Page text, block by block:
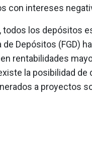
con intereses
todos los depósitos
Depósitos (FGD)
rentabilidades
la posibilidad de
a proyectos